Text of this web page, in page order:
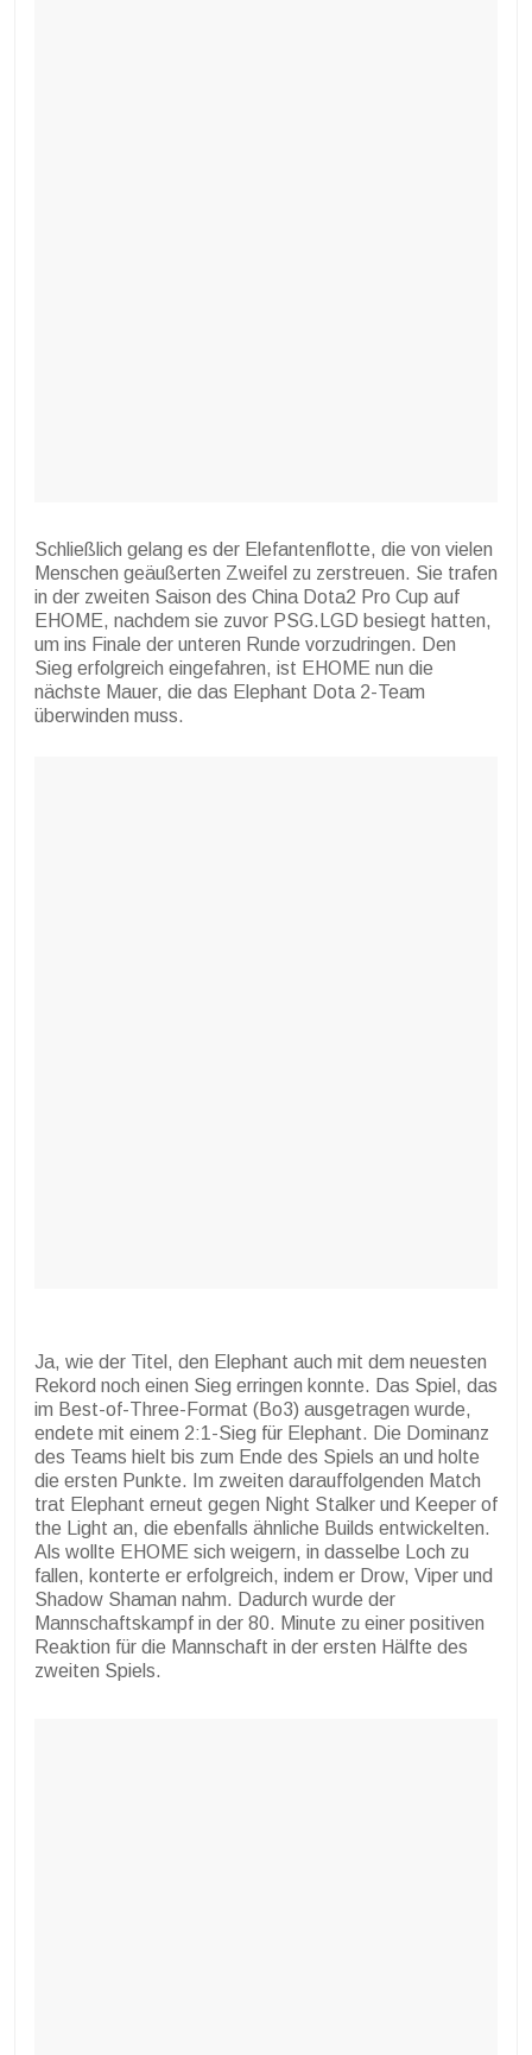
Schließlich gelang es der Elefantenflotte, die von vielen
Menschen geäußerten Zweifel zu zerstreuen. Sie trafen
in der zweiten Saison des China Dota2 Pro Cup auf
EHOME, nachdem sie zuvor PSG.LGD besiegt hatten,
um ins Finale der unteren Runde vorzudringen. Den
Sieg erfolgreich eingefahren, ist EHOME nun die
nächste Mauer, die das Elephant Dota 2-Team
überwinden muss.
Ja, wie der Titel, den Elephant auch mit dem neuesten
Rekord noch einen Sieg erringen konnte. Das Spiel, das
im Best-of-Three-Format (Bo3) ausgetragen wurde,
endete mit einem 2:1-Sieg für Elephant. Die Dominanz
des Teams hielt bis zum Ende des Spiels an und holte
die ersten Punkte. Im zweiten darauffolgenden Match
trat Elephant erneut gegen Night Stalker und Keeper of
the Light an, die ebenfalls ähnliche Builds entwickelten.
Als wollte EHOME sich weigern, in dasselbe Loch zu
fallen, konterte er erfolgreich, indem er Drow, Viper und
Shadow Shaman nahm. Dadurch wurde der
Mannschaftskampf in der 80. Minute zu einer positiven
Reaktion für die Mannschaft in der ersten Hälfte des
zweiten Spiels.